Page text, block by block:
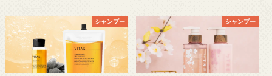
シャンプー シャンプー